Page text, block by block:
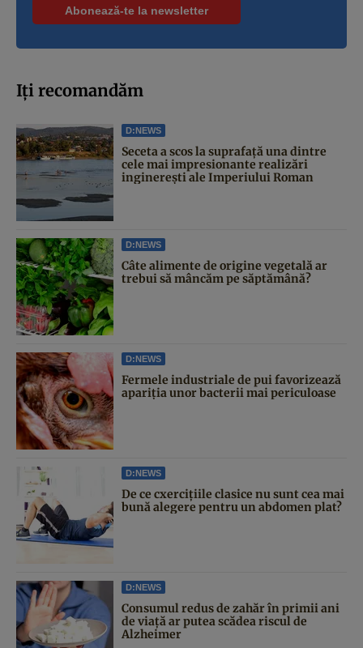
Iți recomandăm
D:NEWS
Seceta a scos la suprafață una dintre
cele mai impresionante realizări
inginerești ale Imperiului Roman
D:NEWS
Câte alimente de origine vegetală ar
trebui să mâncăm pe săptămână?
D:NEWS
Fermele industriale de pui favorizează
apariția unor bacterii mai periculoase
D:NEWS
De ce cxercițiile clasice nu sunt cea mai
bună alegere pentru un abdomen plat?
D:NEWS
Consumul redus de zahăr în primii ani
de viață ar putea scădea riscul de
Alzheimer